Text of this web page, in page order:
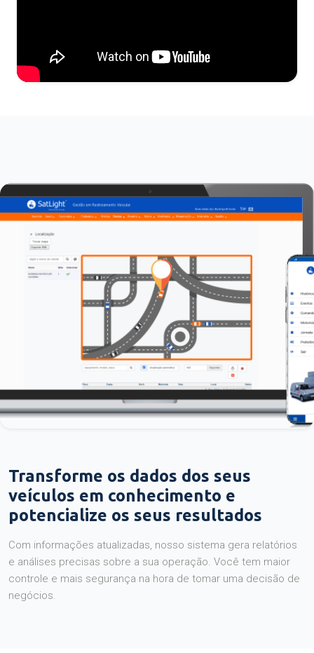
Transforme os dados dos seus
veículos em conhecimento e
potencialize os seus resultados
Com informações atualizadas, nosso sistema gera relatórios
e análises precisas sobre a sua operação. Você tem maior
controle e mais segurança na hora de tomar uma decisão de
negócios.